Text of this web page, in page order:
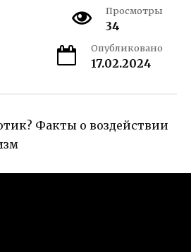
Просмотры
34
Опубликовано
17.02.2024